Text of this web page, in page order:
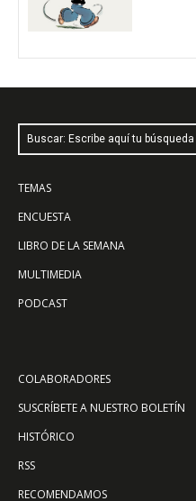
Buscar: Escribe aquí tu búsqueda
TEMAS
ENCUESTA
LIBRO DE LA SEMANA
MULTIMEDIA
PODCAST
COLABORADORES
SUSCRÍBETE A NUESTRO BOLETÍN
HISTÓRICO
RSS
RECOMENDAMOS